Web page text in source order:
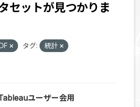
セットが見つかりま
タグ:
統計
ユーザー会用